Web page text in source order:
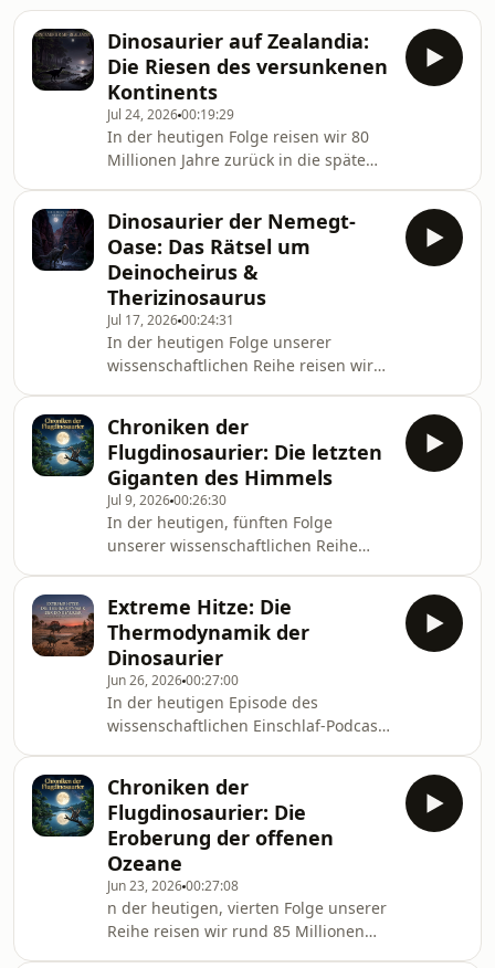
Dinosaurier auf Zealandia:
Die Riesen des versunkenen
Kontinents
Jul 24, 202600:19:29
In der heutigen Folge reisen wir 80
Millionen Jahre zurück in die späte
Erdgeschichte: Zealandia, den 8.
Kontinent unseres Planeten, der
heute fast vollständig im Ozean
versunken ist. Wo heute nur noch die
Inseln Neuseelands aus dem Pazifik
ragen, existierte damals ein kühles,
urzeitliches Paradies aus dichten
Südbuchenwäldern, Riesenfarnen
und a
Dinosaurier der Nemegt-
Oase: Das Rätsel um
Deinocheirus &
Therizinosaurus
Jul 17, 202600:24:31
In der heutigen Folge unserer
wissenschaftlichen Reihe reisen wir
der faszinierendsten Dinosaurier-
Fundorte der Erde: das Nemegt-
Becken im heutigen Grenzgebiet
zwischen der Mongolei und China.
Wo heute die trockene Wüste Gobi
liegt, existierte damals ein riesiges,
feuchtes Flusssystem – eine wahre
Evolutionsoase für giga
Chroniken der
Flugdinosaurier: Die letzten
Giganten des Himmels
Jul 9, 202600:26:30
In der heutigen, fünften Folge
unserer wissenschaftlichen Reihe
(Maastrichtium). Wir befinden uns in
der absoluten Blütezeit der
Flugdinosaurier vor dem großen
Epochenwechsel, in der die Natur die
Grenzen der Biomechanik komplett
neu definierte. Wir verlassen die
Ozeane und fokussieren uns auf die
faszinierenden Herrscher des Festl
Extreme Hitze: Die
Thermodynamik der
Dinosaurier
Jun 26, 202600:27:00
In der heutigen Episode des
wissenschaftlichen Einschlaf-Podcasts
der Erdgeschichte. Wir untersuchen
das physikalische Phänomen der
Gigantothermie und analysieren, wie
riesige Dinosaurier wie Spinosaurus
und Ouranosaurus ihre
monumentalen Rückensegel als
biologische Wärmetauscher nutzten.
Zudem werfen wir einen Blick in das
Chroniken der
Flugdinosaurier: Die
Eroberung der offenen
Ozeane
Jun 23, 202600:27:08
n der heutigen, vierten Folge unserer
Reihe reisen wir rund 85 Millionen